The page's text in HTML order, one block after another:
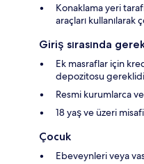
Konaklama yeri
araçları kullanılarak
Giriş sırasında
Ek masraflar için
depozitosu
Resmi kurumlarca
18 yaş ve üzeri
Çocuk
Ebeveynleri veya